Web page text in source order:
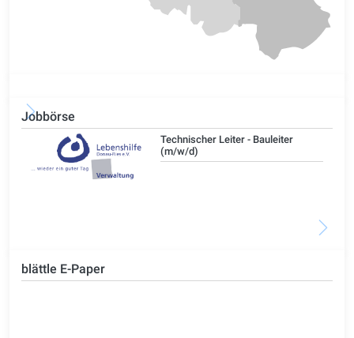
Jobbörse
Technischer Leiter - Bauleiter
(m/w/d)
blättle E-Paper